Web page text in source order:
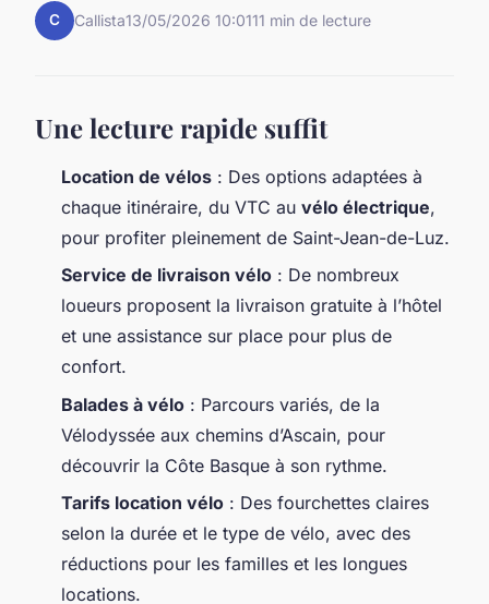
C Callista13/05/2026 10:0111 min de lecture
Une lecture rapide suffit
Location de vélos : Des options adaptées à
chaque itinéraire, du VTC au vélo électrique,
pour profiter pleinement de Saint-Jean-de-Luz.
Service de livraison vélo : De nombreux
loueurs proposent la livraison gratuite à l’hôtel
et une assistance sur place pour plus de
confort.
Balades à vélo : Parcours variés, de la
Vélodyssée aux chemins d’Ascain, pour
découvrir la Côte Basque à son rythme.
Tarifs location vélo : Des fourchettes claires
selon la durée et le type de vélo, avec des
réductions pour les familles et les longues
locations.